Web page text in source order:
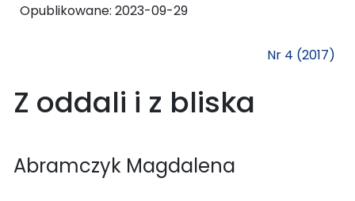
Opublikowane: 2023-09-29
Nr 4 (2017)
Z oddali i z bliska
Abramczyk Magdalena